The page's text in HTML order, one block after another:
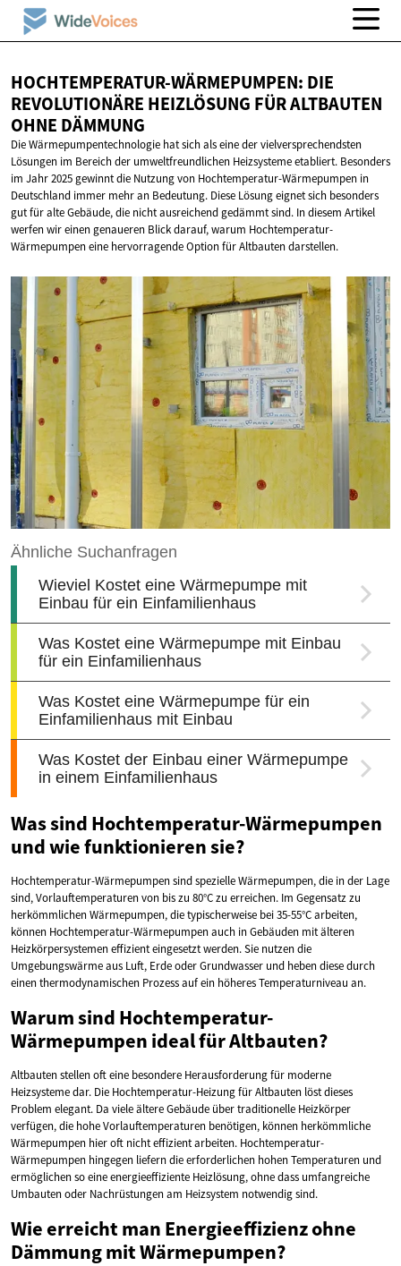
HOCHTEMPERATUR-WÄRMEPUMPEN: DIE
REVOLUTIONÄRE HEIZLÖSUNG FÜR ALTBAUTEN
OHNE DÄMMUNG
Die Wärmepumpentechnologie hat sich als eine der vielversprechendsten
Lösungen im Bereich der umweltfreundlichen Heizsysteme etabliert. Besonders
im Jahr 2025 gewinnt die Nutzung von Hochtemperatur-Wärmepumpen in
Deutschland immer mehr an Bedeutung. Diese Lösung eignet sich besonders
gut für alte Gebäude, die nicht ausreichend gedämmt sind. In diesem Artikel
werfen wir einen genaueren Blick darauf, warum Hochtemperatur-
Wärmepumpen eine hervorragende Option für Altbauten darstellen.
Was sind Hochtemperatur-Wärmepumpen
und wie funktionieren sie?
Hochtemperatur-Wärmepumpen sind spezielle Wärmepumpen, die in der Lage
sind, Vorlauftemperaturen von bis zu 80°C zu erreichen. Im Gegensatz zu
herkömmlichen Wärmepumpen, die typischerweise bei 35-55°C arbeiten,
können Hochtemperatur-Wärmepumpen auch in Gebäuden mit älteren
Heizkörpersystemen effizient eingesetzt werden. Sie nutzen die
Umgebungswärme aus Luft, Erde oder Grundwasser und heben diese durch
einen thermodynamischen Prozess auf ein höheres Temperaturniveau an.
Warum sind Hochtemperatur-
Wärmepumpen ideal für Altbauten?
Altbauten stellen oft eine besondere Herausforderung für moderne
Heizsysteme dar. Die Hochtemperatur-Heizung für Altbauten löst dieses
Problem elegant. Da viele ältere Gebäude über traditionelle Heizkörper
verfügen, die hohe Vorlauftemperaturen benötigen, können herkömmliche
Wärmepumpen hier oft nicht effizient arbeiten. Hochtemperatur-
Wärmepumpen hingegen liefern die erforderlichen hohen Temperaturen und
ermöglichen so eine energieeffiziente Heizlösung, ohne dass umfangreiche
Umbauten oder Nachrüstungen am Heizsystem notwendig sind.
Wie erreicht man Energieeffizienz ohne
Dämmung mit Wärmepumpen?